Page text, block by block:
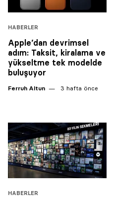
HABERLER
Apple’dan devrimsel
adım: Taksit, kiralama ve
yükseltme tek modelde
buluşuyor
Ferruh Altun 3 hafta önce
HABERLER